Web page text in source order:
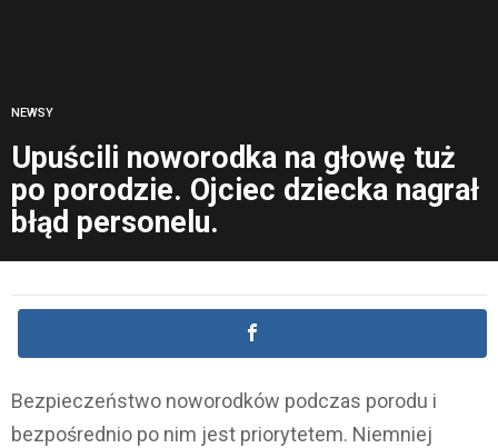
NEWSY
Upuścili noworodka na głowę tuż
po porodzie. Ojciec dziecka nagrał
błąd personelu.
Bezpieczeństwo noworodków podczas porodu i
bezpośrednio po nim jest priorytetem. Niemniej